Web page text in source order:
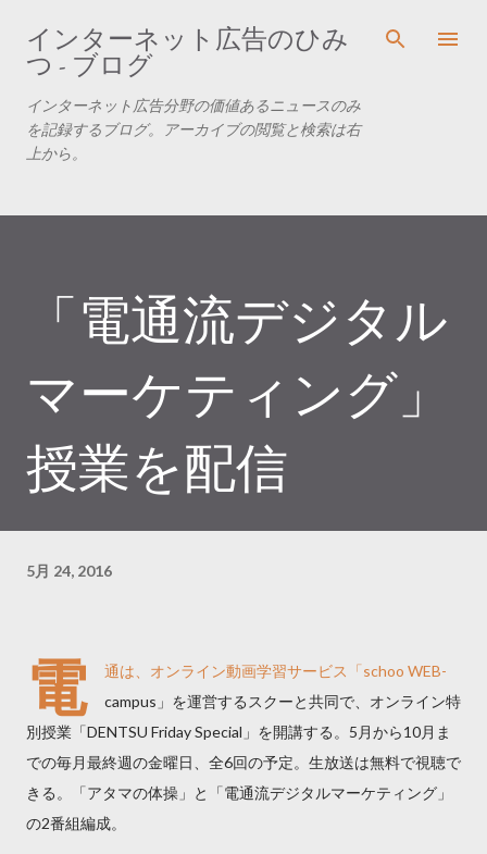
スキップしてメイン コンテンツに移動
インターネット広告のひみ
つ - ブログ
インターネット広告分野の価値あるニュースのみ
を記録するブログ。アーカイブの閲覧と検索は右
上から。
「電通流デジタル
マーケティング」
授業を配信
5月 24, 2016
電
通は、オンライン動画学習サービス「schoo WEB-
campus」を運営するスクーと共同で、オンライン特
別授業「DENTSU Friday Special」を開講する。5月から10月ま
での毎月最終週の金曜日、全6回の予定。生放送は無料で視聴で
きる。「アタマの体操」と「電通流デジタルマーケティング」
の2番組編成。